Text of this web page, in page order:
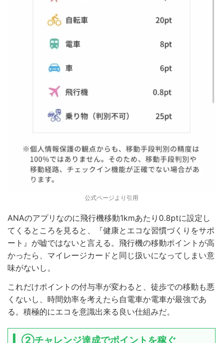
公式ページより引用
ANAのアプリなのに飛行機移動1kmあたり0.8ptに設定し
てくるところを見ると、『健康とエコな習慣づくりをサポ
ート』が嘘ではないと言える。飛行機の移動ポイントが高
かったら、マイレージカードと同じ扱いになってしまい意
味がないし。
これだけポイントの付与率が変わると、徒歩での移動も悪
くないし、時間効率を考えたら自電車か電車が最強であ
る。積極的にエコを意識出来る良い仕組みだ。
②チャレンジ達成でポイントを稼ぐ